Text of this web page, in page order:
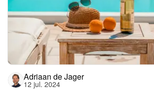
Adriaan de Jager
12 jul. 2024